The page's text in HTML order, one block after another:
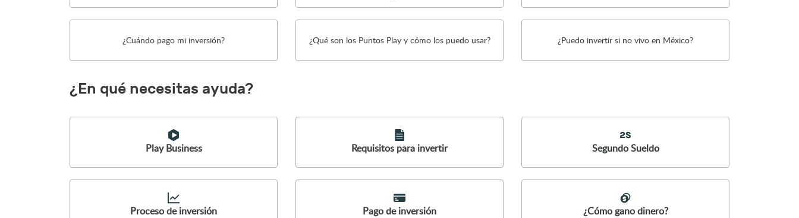
¿Cuándo pago mi inversión? ¿Qué son los Puntos Play y cómo los puedo usar? ¿Puedo invertir si no vivo en México?
¿En qué necesitas ayuda?
Play Business Requisitos para invertir Segundo Sueldo
Proceso de inversión Pago de inversión ¿Cómo gano dinero?